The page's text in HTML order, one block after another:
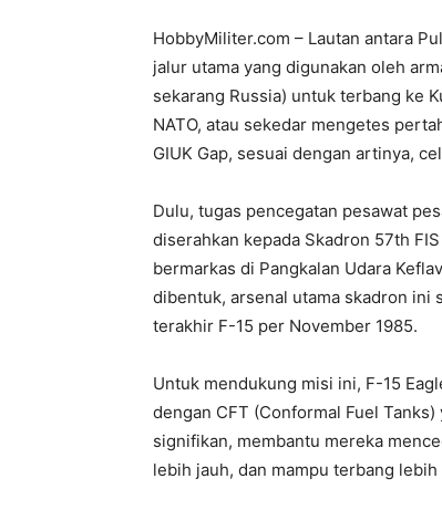
HobbyMiliter.com – Lautan antara
jalur utama yang digunakan oleh
sekarang Russia) untuk terbang ke
NATO, atau sekedar mengetes
GIUK Gap, sesuai dengan artinya,
Dulu, tugas pencegatan pesawat
diserahkan kepada Skadron 57th
bermarkas di Pangkalan Udara
dibentuk, arsenal utama skadron ini
terakhir F-15 per November 1985.
Untuk mendukung misi ini, F-15
dengan CFT (Conformal Fuel
signifikan, membantu mereka
lebih jauh, dan mampu terbang lebih